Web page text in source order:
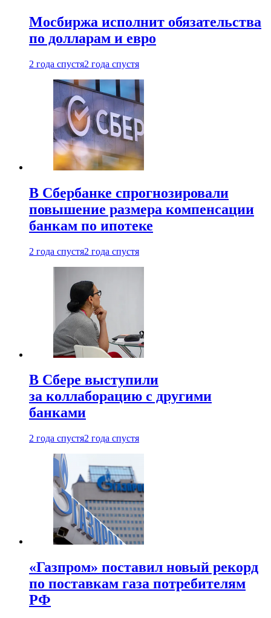
Мосбиржа исполнит обязательства
по долларам и евро
2 года спустя2 года спустя
В Сбербанке спрогнозировали
повышение размера компенсации
банкам по ипотеке
2 года спустя2 года спустя
В Сбере выступили
за коллаборацию с другими
банками
2 года спустя2 года спустя
«Газпром» поставил новый рекорд
по поставкам газа потребителям
РФ